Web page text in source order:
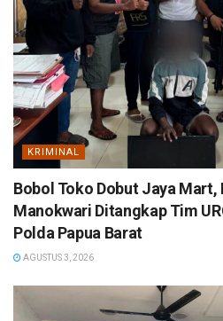
KRIMINAL
Bobol Toko Dobut Jaya Mart,
Manokwari Ditangkap Tim
Polda Papua Barat
AGUSTUS 3, 2026